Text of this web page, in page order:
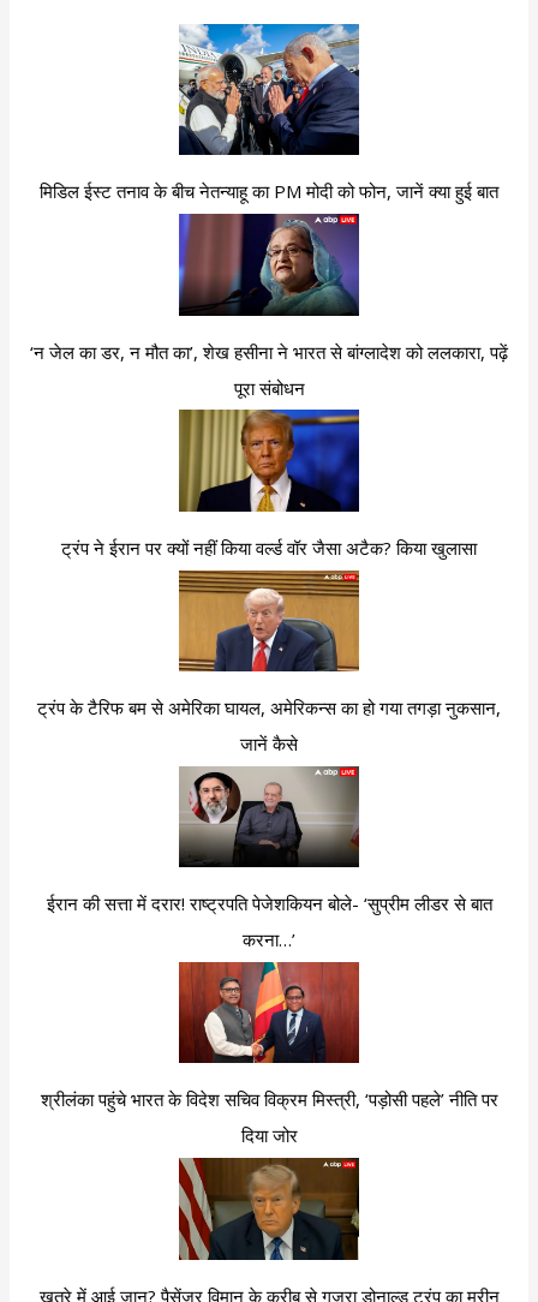
मिडिल ईस्ट तनाव के बीच नेतन्याहू का PM मोदी को फोन, जानें क्या हुई बात
‘न जेल का डर, न मौत का’, शेख हसीना ने भारत से बांग्लादेश को ललकारा, पढ़ें
पूरा संबोधन
ट्रंप ने ईरान पर क्यों नहीं किया वर्ल्ड वॉर जैसा अटैक? किया खुलासा
ट्रंप के टैरिफ बम से अमेरिका घायल, अमेरिकन्स का हो गया तगड़ा नुकसान,
जानें कैसे
ईरान की सत्ता में दरार! राष्ट्रपति पेजेशकियन बोले- ‘सुप्रीम लीडर से बात
करना…’
श्रीलंका पहुंचे भारत के विदेश सचिव विक्रम मिस्त्री, ‘पड़ोसी पहले’ नीति पर
दिया जोर
खतरे में आई जान? पैसेंजर विमान के करीब से गुजरा डोनाल्ड ट्रंप का मरीन